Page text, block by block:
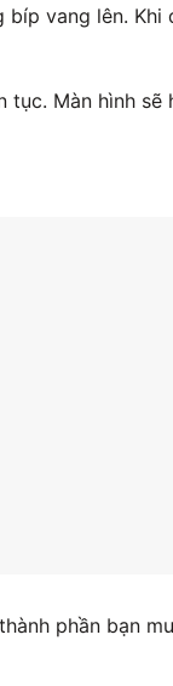
bíp vang lên. Khi
tục. Màn hình sẽ
phần bạn